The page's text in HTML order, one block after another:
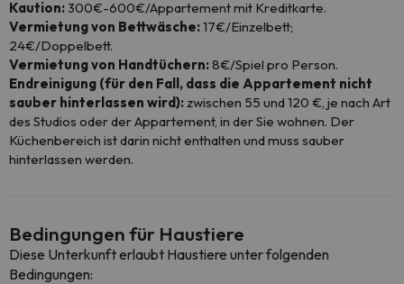
Kaution:300€-600€/Appartement mit Kreditkarte.
Vermietung von Bettwäsche:17€/Einzelbett;
24€/Doppelbett.
Vermietung von Handtüchern:8€/Spiel pro Person.
Endreinigung (für den Fall, dass die Appartement nicht
sauber hinterlassen wird):zwischen 55 und 120 €, je nach Art
des Studios oder der Appartement, in der Sie wohnen. Der
Küchenbereich ist darin nicht enthalten und muss sauber
hinterlassen werden.
Bedingungen für Haustiere
Diese Unterkunft erlaubt Haustiere unter folgenden
Bedingungen: